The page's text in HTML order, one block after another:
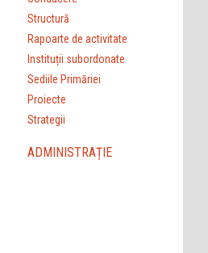
Structură
Rapoarte de activitate
Instituții subordonate
Sediile Primăriei
Proiecte
Strategii
ADMINISTRAȚIE